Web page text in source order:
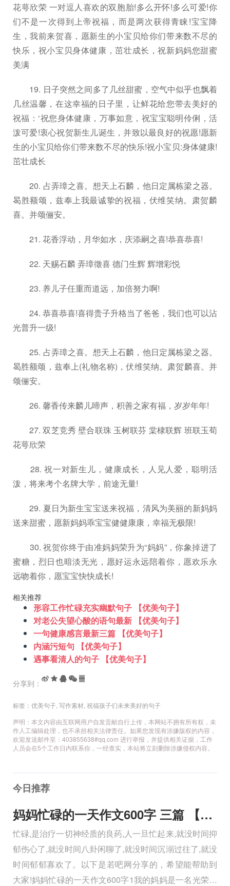
花萼欣荣 一对逗人喜欢的双胞胎!多么开怀!多么可爱!你
们不是一次得到上帝祝福，而是两次获得青睐!宝宝降
生，我前来贺喜，愿新生的小宝贝给你们带来数不尽的
快乐，祝小宝贝身体健康，茁壮成长，祝新妈妈您甜蜜
美满
19. 日子突然之间多了几丝甜蜜，空气中似乎也飘着
几丝温馨，在这幸福的日子里，让鲜花给您带去美好的
祝福：‘祝您身体健康，万事如意，祝宝宝聪明伶俐，活
泼可爱!衷心祝贺新生儿诞生，并致以最良好的祝愿!愿新
生的小宝贝给你们带来数不尽的快乐!祝小宝贝:身体健康!
茁壮成长
20. 占弄璋之喜。想天上石麟，他日定属栋梁之器。
曷胜额颂，兹奉上我最诚挚的祝福，伏维笑纳。肃贺麟
喜。并颂俪安。
21. 花香浮动，月华如水，庆添嗣之喜!恭喜恭喜!
22. 天赐石麟 弄璋徵喜 德门生辉 辉增彩悦
23. 养儿子任重而道远，加倍努力啊!
24. 恭喜恭喜!喜得贵子升格当了爸爸，我们也可以沾
光普升一级!
25. 占弄璋之喜。想天上石麟，他日定属栋梁之器。
曷胜额颂，兹奉上(礼物名称)，伏维笑纳。肃贺麟喜。并
颂俪安。
26. 馨香传来麟儿啼声，积善之家有福，岁岁年年!
27. 双芝竞秀 壁合联珠 玉树联芬 棠棣联辉 班联玉荀
花萼欣荣
28. 祝一对新生儿，健康成长，人见人爱，聪明活
泼，将来考个名牌大学，前途无量!
29. 夏日为新生宝宝送来祝福，清风为美丽的新妈妈
送来甜蜜，愿新妈妈乖宝宝健健康康，幸福无极限!
30. 祝贺你终于由准妈妈荣升为“妈妈”，你象掉进了
蜜糖，烈日也暗淡无光，愿好运永远陪着你，愿欢乐永
远吻着你，愿宝宝快快成长!
相关推荐
形容工作忙碌充实幽默句子 【优美句子】
对老公失望心酸的语句最新 【优美句子】
一句健康感言最新三篇 【优美句子】
内涵污短句 【优美句子】
遇事看清人的句子 【优美句子】
分享到：
标签： 优美句子 写作素材 祝福孩子们未来美好的句子
声明：本文内容由互联网用户自发贡献自行上传，本网站不拥有所有权，未
作人工编辑处理，也不承担相关法律责任。如果您发现有涉嫌版权的内容，
欢迎发送邮件至：403855638#qq.com 进行举报，并提供相关证据，工作
人员会在5个工作日内联系你，一经查实，本站将立刻删除涉嫌侵权内容。
今日推荐
妈妈忙碌的一天作文600字 三篇 【600字】
忙碌,是治疗一切神经质的良药,人一旦忙起来,就没时间抑
郁伤心了,就没时间八卦闲聊了,就没时间沉溺过往了,就没
时间郁郁寡欢了。以下是若吧网分享的，希望能帮助到
大家!妈妈忙碌的一天作文600字1我的妈妈是一名光荣的